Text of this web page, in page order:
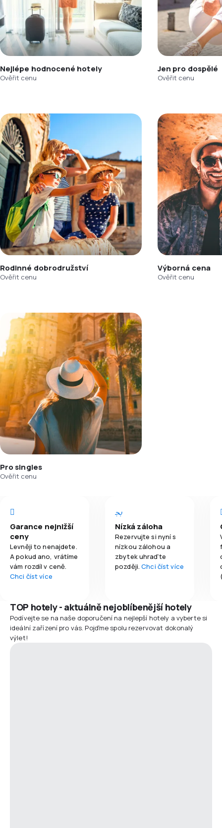
Nejlépe hodnocené hotely
Ověřit cenu
Jen pro dospělé
Ověřit cenu
Rodinné dobrodružství
Ověřit cenu
Výborná cena
Ověřit cenu
Pro singles
Ověřit cenu
Garance nejnižší
ceny
Levněji to nenajdete.
A pokud ano, vrátíme
vám rozdíl v ceně.
Chci číst více
Nízká záloha
Rezervujte si nyní s
nízkou zálohou a
zbytek uhraďte
později.Chci číst více
TOP hotely - aktuálně nejoblíbenější hotely
Podívejte se na naše doporučení na nejlepší hotely a vyberte si
ideální zařízení pro vás. Pojďme spolu rezervovat dokonalý
výlet!